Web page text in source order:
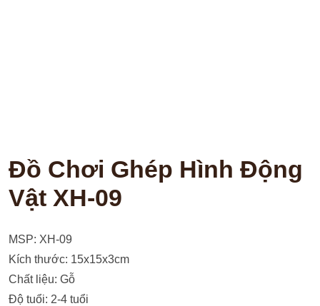
Đồ Chơi Ghép Hình Động
Vật XH-09
MSP: XH-09
Kích thước: 15x15x3cm
Chất liệu: Gỗ
Độ tuổi: 2-4 tuổi